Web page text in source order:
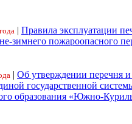
| Правила эксплуатации
зимнего пожароопасного
| Об утверждении перечня и
государственной
образования «Южно-